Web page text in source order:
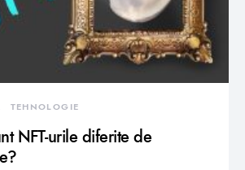
TEHNOLOGIE
NFT-urile diferite de